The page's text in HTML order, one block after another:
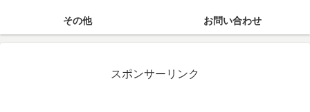
その他 お問い合わせ
スポンサーリンク